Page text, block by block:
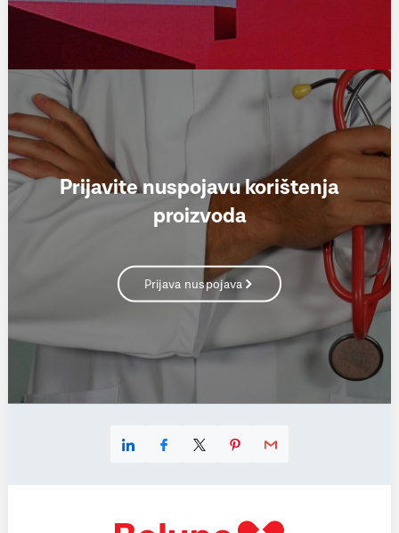
Prijavite nuspojavu korištenja
proizvoda
Prijava nuspojava
LinkedinFacebook
X PinterestE-mail